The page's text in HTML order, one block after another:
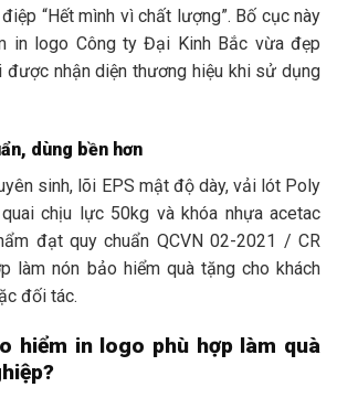
“Hết mình vì chất lượng”. Bố cục này
in logo Công ty Đại Kinh Bắc vừa đẹp
được nhận diện thương hiệu khi sử dụng
dùng bền hơn
sinh, lõi EPS mật độ dày, vải lót Poly
chịu lực 50kg và khóa nhựa acetac
đạt quy chuẩn QCVN 02-2021 / CR
làm nón bảo hiểm quà tặng cho khách
đối tác.
hiểm in logo phù hợp làm quà